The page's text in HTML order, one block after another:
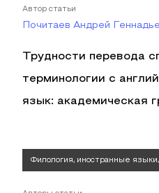
Автор статьи
Почитаев Андрей
Трудности перевода
терминологии с
язык: академическая
Филология, иностранные